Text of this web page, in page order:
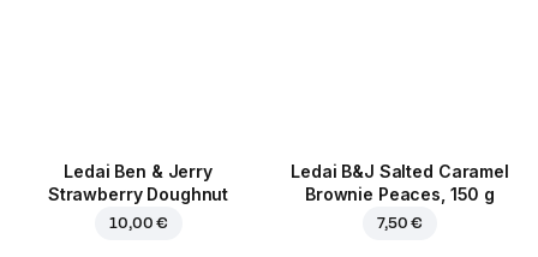
Ledai Ben & Jerry
Strawberry Doughnut
10,00 €
Ledai B&J Salted Caramel
Brownie Peaces, 150 g
7,50 €